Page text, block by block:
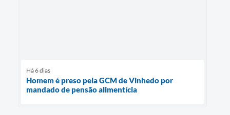
Há 6 dias
Homem é preso pela GCM de Vinhedo por
mandado de pensão alimentícia